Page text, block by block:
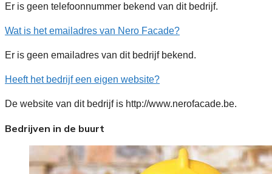
Er is geen telefoonnummer bekend van dit bedrijf.
Wat is het emailadres van Nero Facade?
Er is geen emailadres van dit bedrijf bekend.
Heeft het bedrijf een eigen website?
De website van dit bedrijf is http://www.nerofacade.be.
Bedrijven in de buurt